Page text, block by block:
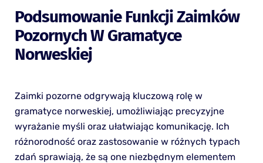
Podsumowanie Funkcji Zaimków
Pozornych W Gramatyce
Norweskiej
Zaimki pozorne odgrywają kluczową rolę w
gramatyce norweskiej, umożliwiając precyzyjne
wyrażanie myśli oraz ułatwiając komunikację. Ich
różnorodność oraz zastosowanie w różnych typach
zdań sprawiają, że są one niezbędnym elementem